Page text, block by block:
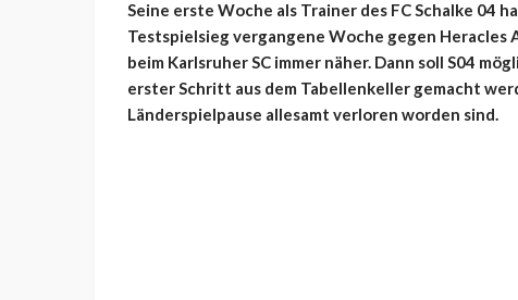
Seine erste Woche als Trainer des FC Schalke 04
Testspielsieg vergangene Woche gegen
beim Karlsruher SC immer näher. Dann soll S04
erster Schritt aus dem Tabellenkeller gemacht
Länderspielpause allesamt verloren worden sind.